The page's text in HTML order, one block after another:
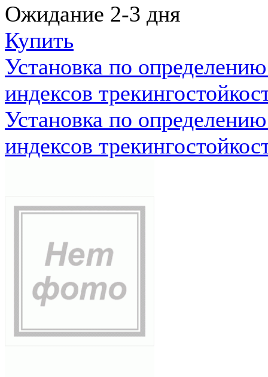
Ожидание 2-3 дня
Купить
Установка по
индексов
Установка по
индексов